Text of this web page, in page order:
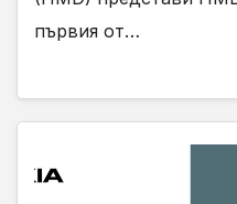
първия от…